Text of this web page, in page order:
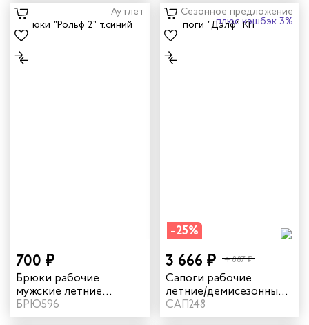
Аутлет
700 ₽
Брюки рабочие
мужские летние
"Рольф 2" цвет темно-
синий
БРЮ596
Сезонное предложение
плюс кэшбэк 3%
-25%
3 666 ₽ 4 887 ₽
Сапоги рабочие
летние/демисезонные
"Дэлф" с КП цвет
черный
САП248